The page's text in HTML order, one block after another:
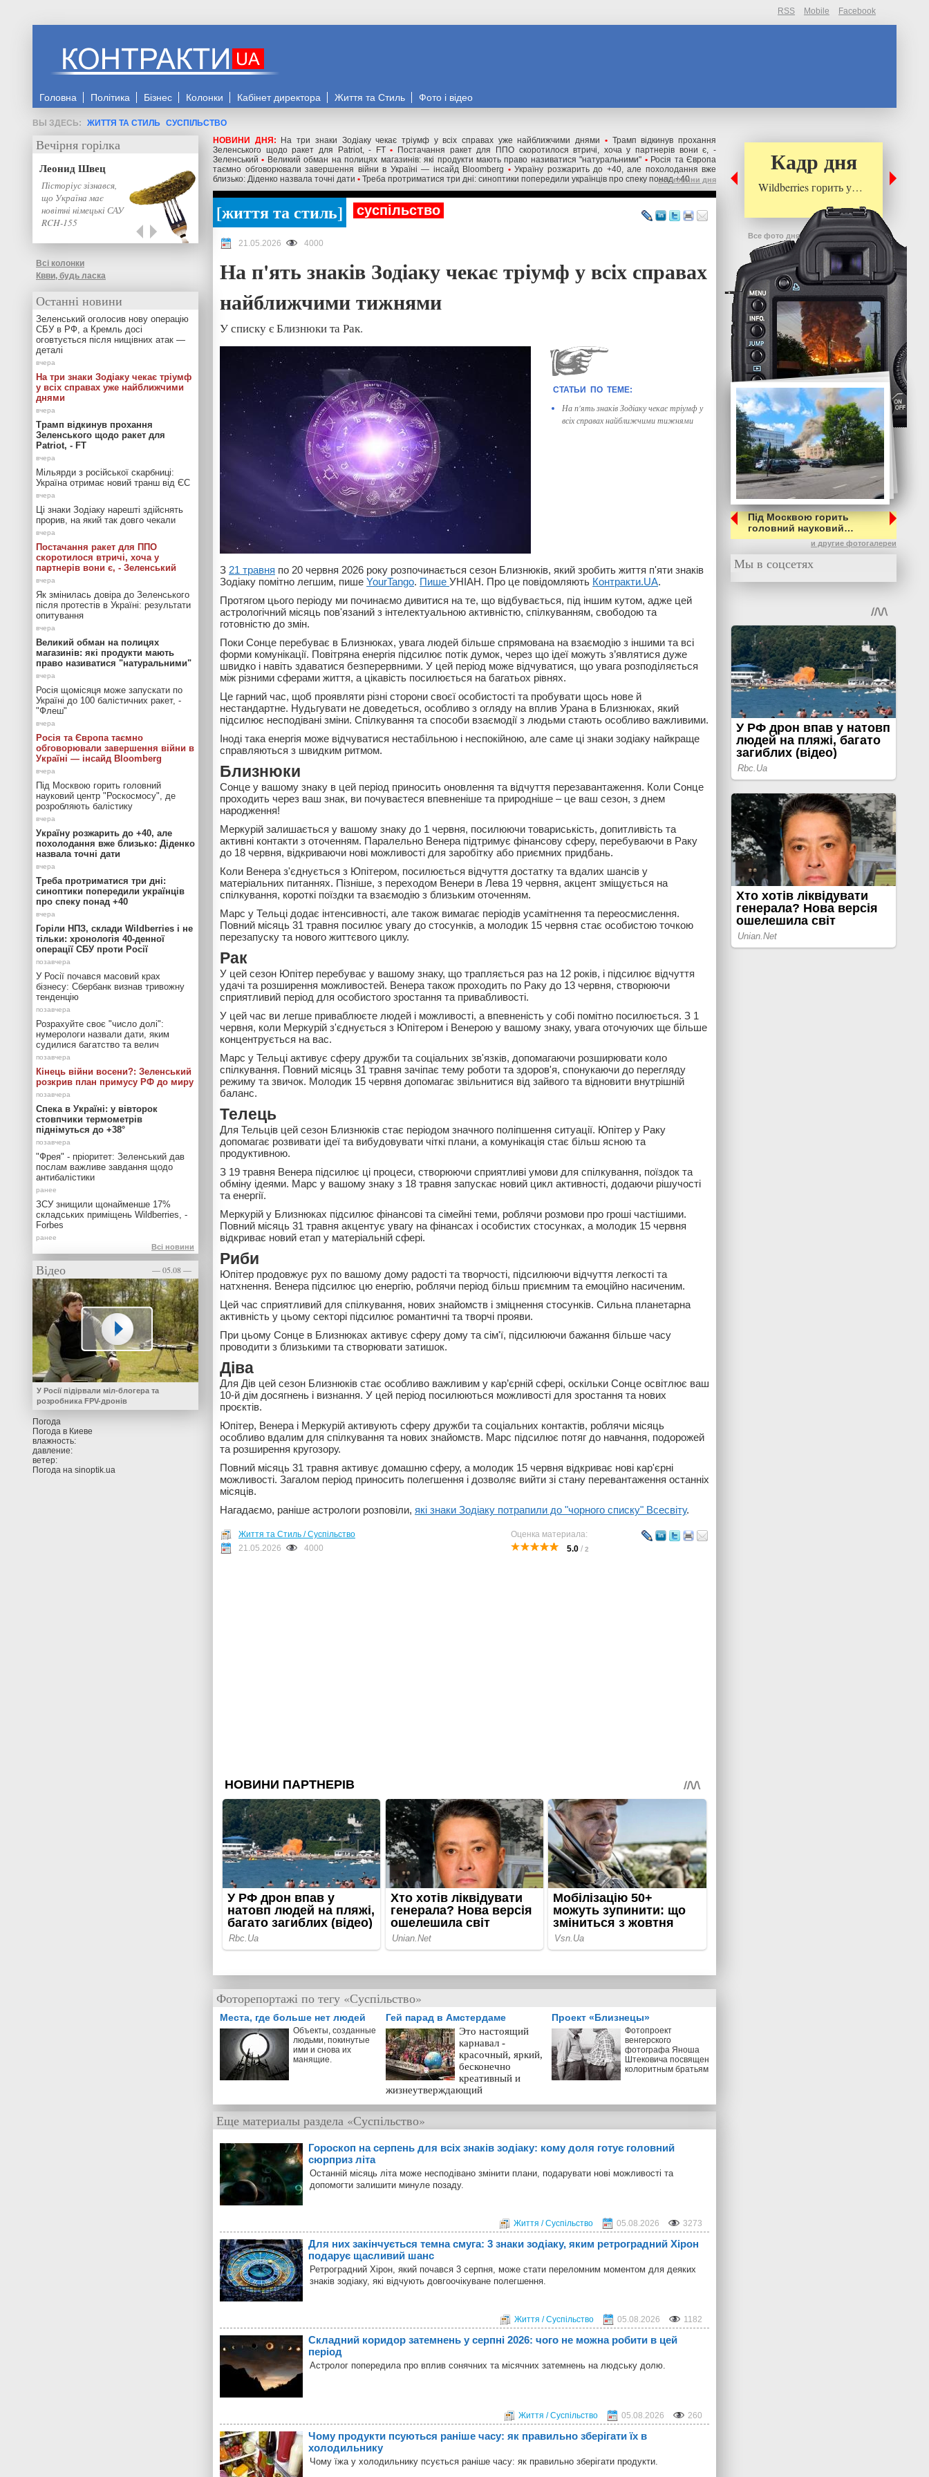
RSS Mobile Facebook
Головна Політика Бізнес Колонки Кабінет директора Життя та Стиль Фото і відео
ЖИТТЯ ТА СТИЛЬ СУСПІЛЬСТВО
НОВИНИ ДНЯ:
На три знаки Зодіаку чекає тріумф у всіх справах уже найближчими днями • Трамп відкинув прохання
Зеленського щодо ракет для Patriot, - FT •
Постачання ракет для ППО скоротилося втричі, хоча у партнерів вони є, -
Зеленський • Великий обман на полицях магазинів: які продукти мають право називатися "натуральними" • Росія та Європа
таємно обговорювали завершення війни в Україні — інсайд Bloomberg • Україну розжарить до +40, але похолодання вже
близько: Діденко назвала точні дати • Треба протриматися три дні: синоптики попередили українців про спеку понад +40
всі новини дня
життя та стиль суспільство
21.05.2026 4000
На п'ять знаків Зодіаку чекає тріумф у всіх справах
найближчими тижнями
У списку є Близнюки та Рак.
На п'ять знаків Зодіаку чекає тріумф у
всіх справах найближчими тижнями
З 21 травня по 20 червня 2026 року розпочинається сезон Близнюків, який зробить життя п'яти знаків
Зодіаку помітно легшим, пише YourTango. Пише УНІАН. Про це повідомляють Контракти.UA.
Протягом цього періоду ми починаємо дивитися на те, що відбувається, під іншим кутом, адже цей
астрологічний місяць пов'язаний з інтелектуальною активністю, спілкуванням, свободою та
готовністю до змін.
Поки Сонце перебуває в Близнюках, увага людей більше спрямована на взаємодію з іншими та всі
форми комунікації. Повітряна енергія підсилює потік думок, через що ідеї можуть з’являтися дуже
швидко і навіть здаватися безперервними. У цей період може відчуватися, що увага розподіляється
між різними сферами життя, а цікавість посилюється на багатьох рівнях.
Це гарний час, щоб проявляти різні сторони своєї особистості та пробувати щось нове й
нестандартне. Нудьгувати не доведеться, особливо з огляду на вплив Урана в Близнюках, який
підсилює несподівані зміни. Спілкування та способи взаємодії з людьми стають особливо важливими.
Іноді така енергія може відчуватися нестабільною і неспокійною, але саме ці знаки зодіаку найкраще
справляються з швидким ритмом.
Близнюки
Сонце у вашому знаку в цей період приносить оновлення та відчуття перезавантаження. Коли Сонце
проходить через ваш знак, ви почуваєтеся впевненіше та природніше – це ваш сезон, з днем
народження!
Меркурій залишається у вашому знаку до 1 червня, посилюючи товариськість, допитливість та
активні контакти з оточенням. Паралельно Венера підтримує фінансову сферу, перебуваючи в Раку
до 18 червня, відкриваючи нові можливості для заробітку або приємних придбань.
Коли Венера з'єднується з Юпітером, посилюється відчуття достатку та вдалих шансів у
матеріальних питаннях. Пізніше, з переходом Венери в Лева 19 червня, акцент зміщується на
спілкування, короткі поїздки та взаємодію з близьким оточенням.
Марс у Тельці додає інтенсивності, але також вимагає періодів усамітнення та переосмислення.
Повний місяць 31 травня посилює увагу до стосунків, а молодик 15 червня стає особистою точкою
перезапуску та нового життєвого циклу.
Рак
У цей сезон Юпітер перебуває у вашому знаку, що трапляється раз на 12 років, і підсилює відчуття
удачі та розширення можливостей. Венера також проходить по Раку до 13 червня, створюючи
сприятливий період для особистого зростання та привабливості.
У цей час ви легше приваблюєте людей і можливості, а впевненість у собі помітно посилюється. З 1
червня, коли Меркурій з'єднується з Юпітером і Венерою у вашому знаку, увага оточуючих ще більше
концентрується на вас.
Марс у Тельці активує сферу дружби та соціальних зв'язків, допомагаючи розширювати коло
спілкування. Повний місяць 31 травня зачіпає тему роботи та здоров'я, спонукаючи до перегляду
режиму та звичок. Молодик 15 червня допомагає звільнитися від зайвого та відновити внутрішній
баланс.
Телець
Для Тельців цей сезон Близнюків стає періодом значного поліпшення ситуації. Юпітер у Раку
допомагає розвивати ідеї та вибудовувати чіткі плани, а комунікація стає більш ясною та
продуктивною.
З 19 травня Венера підсилює ці процеси, створюючи сприятливі умови для спілкування, поїздок та
обміну ідеями. Марс у вашому знаку з 18 травня запускає новий цикл активності, додаючи рішучості
та енергії.
Меркурій у Близнюках підсилює фінансові та сімейні теми, роблячи розмови про гроші частішими.
Повний місяць 31 травня акцентує увагу на фінансах і особистих стосунках, а молодик 15 червня
відкриває новий етап у матеріальній сфері.
Риби
Юпітер продовжує рух по вашому дому радості та творчості, підсилюючи відчуття легкості та
натхнення. Венера підсилює цю енергію, роблячи період більш приємним та емоційно насиченим.
Цей час сприятливий для спілкування, нових знайомств і зміцнення стосунків. Сильна планетарна
активність у цьому секторі підсилює романтичні та творчі прояви.
При цьому Сонце в Близнюках активує сферу дому та сім'ї, підсилюючи бажання більше часу
проводити з близькими та створювати затишок.
Діва
Для Дів цей сезон Близнюків стає особливо важливим у кар’єрній сфері, оскільки Сонце освітлює ваш
10-й дім досягнень і визнання. У цей період посилюються можливості для зростання та нових
проєктів.
Юпітер, Венера і Меркурій активують сферу дружби та соціальних контактів, роблячи місяць
особливо вдалим для спілкування та нових знайомств. Марс підсилює потяг до навчання, подорожей
та розширення кругозору.
Повний місяць 31 травня активує домашню сферу, а молодик 15 червня відкриває нові кар'єрні
можливості. Загалом період приносить полегшення і дозволяє вийти зі стану перевантаження останніх
місяців.
Нагадаємо, раніше астрологи розповіли, які знаки Зодіаку потрапили до "чорного списку" Всесвіту.
Оценка материала:
5.0 / 2
Життя та Стиль / Суспільство
21.05.2026
4000
Фоторепортажі по тегу «Суспільство»
Места, где больше нет людей
Объекты, созданные
людьми, покинутые
ими и снова их
манящие.
Гей парад в Амстердаме
Это настоящий
карнавал -
красочный, яркий,
бесконечно
креативный и
жизнеутверждающий
Проект «Близнецы»
Фотопроект
венгерского
фотографа Яноша
Штековича посвящен
колоритным братьям
Еще материалы раздела «Суспільство»
Гороскоп на серпень для всіх знаків зодіаку: кому доля готує головний
сюрприз літа
Останній місяць літа може несподівано змінити плани, подарувати нові можливості та
допомогти залишити минуле позаду.
Життя / Суспільство 05.08.2026 3273
Для них закінчується темна смуга: 3 знаки зодіаку, яким ретроградний Хірон
подарує щасливий шанс
Ретроградний Хірон, який почався 3 серпня, може стати переломним моментом для деяких
знаків зодіаку, які відчують довгоочікуване полегшення.
Життя / Суспільство 05.08.2026 1182
Складний коридор затемнень у серпні 2026: чого не можна робити в цей
період
Астролог попередила про вплив сонячних та місячних затемнень на людську долю.
Життя / Суспільство 05.08.2026 260
Чому продукти псуються раніше часу: як правильно зберігати їх в
холодильнику
Чому їжа у холодильнику псується раніше часу: як правильно зберігати продукти.
Вечірня горілка
Леонид Швец
Пісторіус зізнався,
що Україна має
новітні німецькі САУ
RCH-155
Всі колонки
Квви, будь ласка
Останні новини
Зеленський оголосив нову операцію
СБУ в РФ, а Кремль досі
оговтується після нищівних атак —
деталі
На три знаки Зодіаку чекає тріумф
у всіх справах уже найближчими
днями
Трамп відкинув прохання
Зеленського щодо ракет для
Patriot, - FT
Мільярди з російської скарбниці:
Україна отримає новий транш від ЄС
Ці знаки Зодіаку нарешті здійснять
прорив, на який так довго чекали
Постачання ракет для ППО
скоротилося втричі, хоча у
партнерів вони є, - Зеленський
Як змінилась довіра до Зеленського
після протестів в Україні: результати
опитування
Великий обман на полицях
магазинів: які продукти мають
право називатися "натуральними"
Росія щомісяця може запускати по
Україні до 100 балістичних ракет, -
"Флеш"
Росія та Європа таємно
обговорювали завершення війни в
Україні — інсайд Bloomberg
Під Москвою горить головний
науковий центр "Роскосмосу", де
розробляють балістику
Україну розжарить до +40, але
похолодання вже близько: Діденко
назвала точні дати
Треба протриматися три дні:
синоптики попередили українців
про спеку понад +40
Горіли НПЗ, склади Wildberries і не
тільки: хронологія 40-денної
операції СБУ проти Росії
У Росії почався масовий крах
бізнесу: Сбербанк визнав тривожну
тенденцію
Розрахуйте своє "число долі":
нумерологи назвали дати, яким
судилися багатство та велич
Кінець війни восени?: Зеленський
розкрив план примусу РФ до миру
Спека в Україні: у вівторок
стовпчики термометрів
піднімуться до +38°
"Фрея" - пріоритет: Зеленський дав
послам важливе завдання щодо
антибалістики
ЗСУ знищили щонайменше 17%
складських приміщень Wildberries, -
Forbes
Всі новини
Відео — 05.08 —
У Росії підірвали міл-блогера та
розробника FPV-дронів
Погода
Погода в Киеве
влажность:
давление:
ветер:
Погода на sinoptik.ua
Кадр дня
Wildberries горить у…
Все фото дня
Під Москвою горить
головний науковий…
и другие фотогалереи
Мы в соцсетях